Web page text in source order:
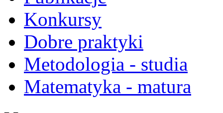
Konkursy
Dobre praktyki
Metodologia - studia
Matematyka - matura